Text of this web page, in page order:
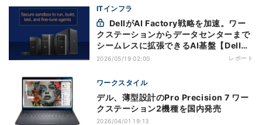
ITインフラ
クステーションからデータセンターまで
シームレスに拡張できるAI基盤【Dell
Technologies World 2026】
2026/05/19 02:00 レポート
ワークスタイル
デル、薄型設計のPro Precision 7 ワー
クステーション2機種を国内発売
2026/04/01 19:13